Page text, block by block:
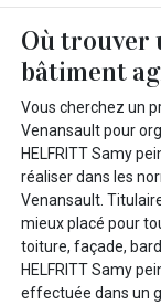
Où trouver
bâtiment
Vous cherchez un
Venansault pour
HELFRITT Samy
réaliser dans les
Venansault.
mieux placé pour
toiture, façade,
HELFRITT Samy
effectuée dans un